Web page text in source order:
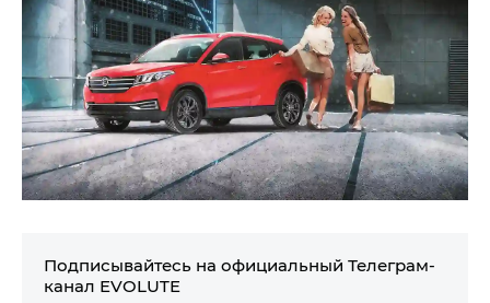
Подписывайтесь на официальный Телеграм-
канал EVOLUTE